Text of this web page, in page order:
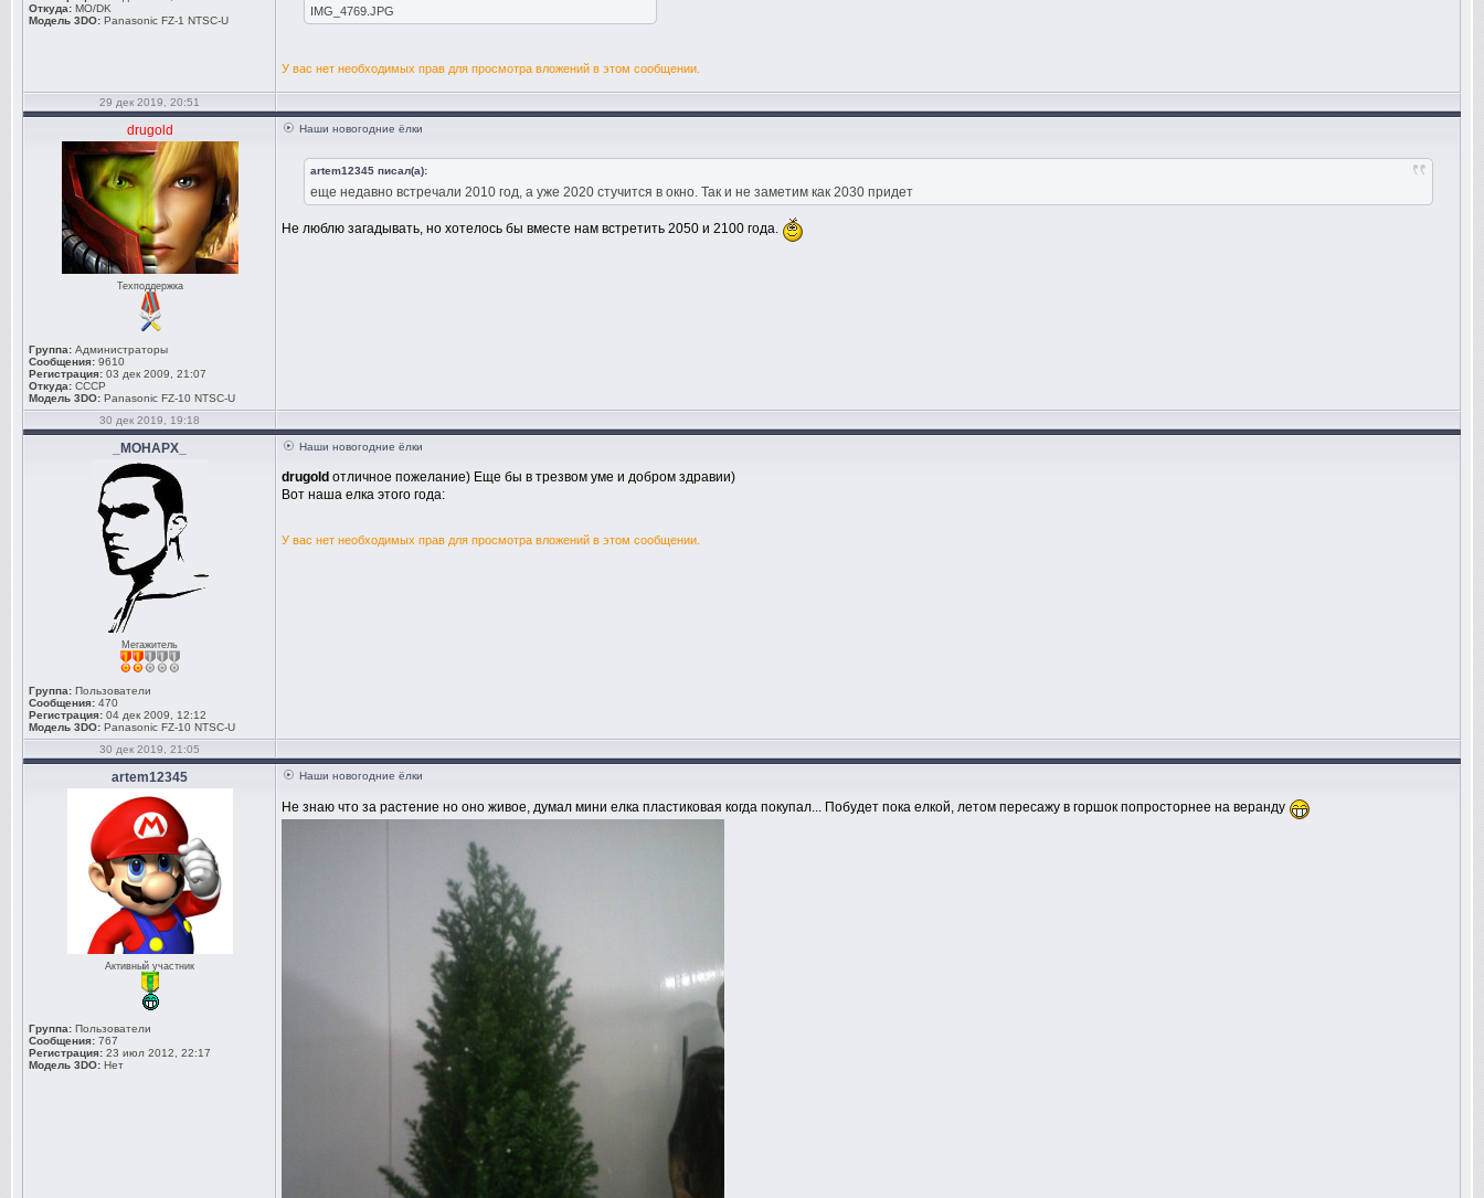
Откуда: MO/DK
Модель 3DO: Panasonic FZ-1 NTSC-U
IMG_4769.JPG
У вас нет необходимых прав для просмотра вложений в этом сообщении.
29 дек 2019, 20:51
drugold
Техподдержка
Группа: Администраторы
Сообщения: 9610
Регистрация: 03 дек 2009, 21:07
Откуда: СССР
Модель 3DO: Panasonic FZ-10 NTSC-U
Наши новогодние ёлки
artem12345 писал(а):
еще недавно встречали 2010 год, а уже 2020 стучится в окно. Так и не заметим как 2030 придет
Не люблю загадывать, но хотелось бы вместе нам встретить 2050 и 2100 года.
30 дек 2019, 19:18
_MOHAPX_
Мегажитель
Группа: Пользователи
Сообщения: 470
Регистрация: 04 дек 2009, 12:12
Модель 3DO: Panasonic FZ-10 NTSC-U
Наши новогодние ёлки
drugold отличное пожелание) Еще бы в трезвом уме и добром здравии)
Вот наша елка этого года:
У вас нет необходимых прав для просмотра вложений в этом сообщении.
30 дек 2019, 21:05
artem12345
Активный участник
Группа: Пользователи
Сообщения: 767
Регистрация: 23 июл 2012, 22:17
Модель 3DO: Нет
Наши новогодние ёлки
Не знаю что за растение но оно живое, думал мини елка пластиковая когда покупал... Побудет пока елкой, летом пересажу в горшок попросторнее на веранду